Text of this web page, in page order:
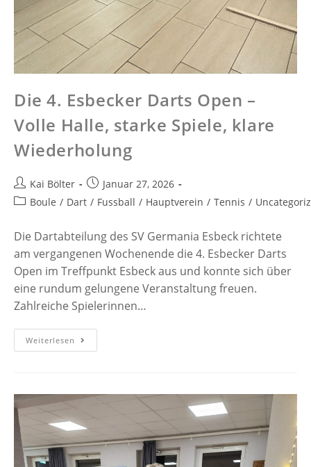
Die 4. Esbecker Darts Open –
Volle Halle, starke Spiele, klare
Wiederholung
Kai Bölter
Januar 27, 2026
Boule / Dart / Fussball / Hauptverein / Tennis /
Die Dartabteilung des SV Germania Esbeck richtete
am vergangenen Wochenende die 4. Esbecker Darts
Open im Treffpunkt Esbeck aus und konnte sich über
eine rundum gelungene Veranstaltung freuen.
Zahlreiche Spielerinnen…
Weiterlesen